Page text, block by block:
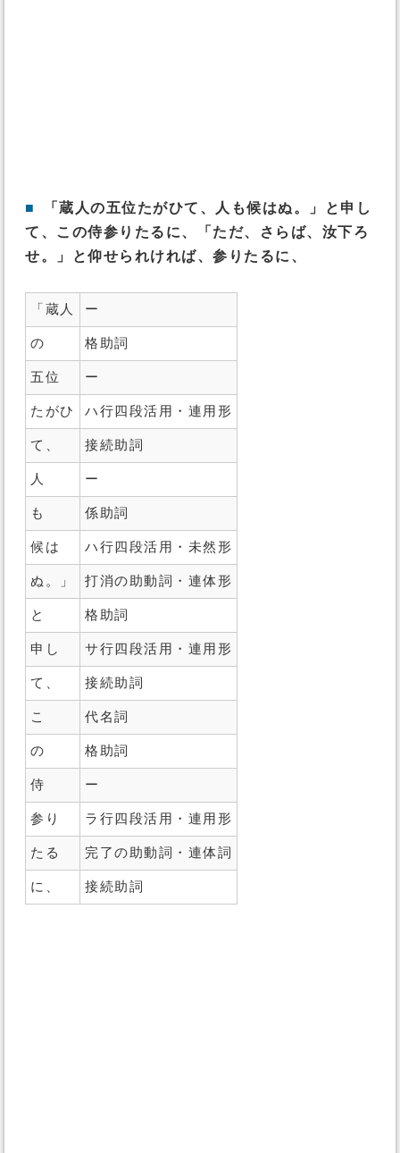
■
「蔵人の五位たがひて、人も候はぬ。」と申し
て、この侍参りたるに、「ただ、さらば、汝下ろ
せ。」と仰せられければ、参りたるに、
「蔵人 ー
の 格助詞
五位 ー
たがひ ハ行四段活用・連用形
て、 接続助詞
人 ー
も 係助詞
候は ハ行四段活用・未然形
ぬ。」 打消の助動詞・連体形
と 格助詞
申し サ行四段活用・連用形
て、 接続助詞
こ 代名詞
の 格助詞
侍 ー
参り ラ行四段活用・連用形
たる 完了の助動詞・連体詞
に、 接続助詞